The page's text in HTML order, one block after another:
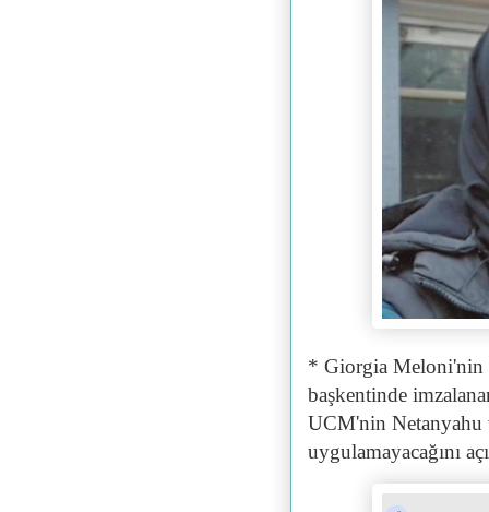
* Giorgia Meloni'nin
başkentinde
UCM'nin Netanyahu
uygulamayacağını